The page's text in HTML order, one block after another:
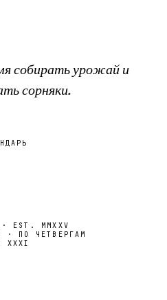
собирать урожай и
сорняки.
· EST. MMXXV
· ПО ЧЕТВЕРГАМ
XXXI